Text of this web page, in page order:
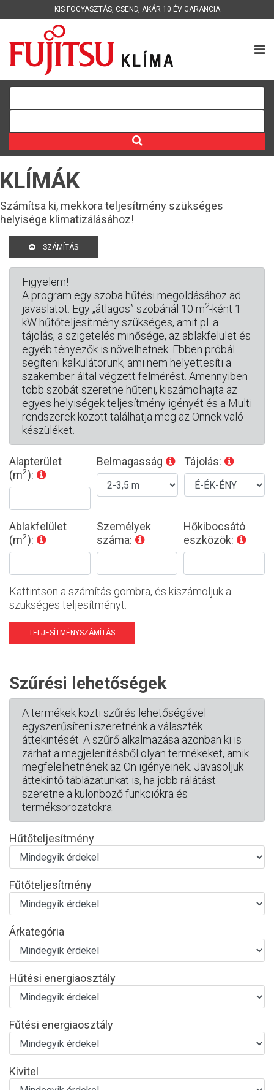
KIS FOGYASZTÁS, CSEND, AKÁR 10 ÉV GARANCIA
KLÍMÁK
Számítsa ki, mekkora teljesítmény szükséges
helyisége klimatizálásához!
SZÁMÍTÁS
Figyelem!
A program egy szoba hűtési megoldásához ad
javaslatot. Egy „átlagos” szobánál 10 m2-ként 1
kW hűtőteljesítmény szükséges, amit pl. a
tájolás, a szigetelés minősége, az ablakfelület és
egyéb tényezők is növelhetnek. Ebben próbál
segíteni kalkulátorunk, ami nem helyettesíti a
szakember által végzett felmérést. Amennyiben
több szobát szeretne hűteni, kiszámolhajta az
egyes helyiségek teljesítmény igényét és a Multi
rendszerek között találhatja meg az Önnek való
készüléket.
Alapterület
(m2):
Belmagasság Tájolás:
Ablakfelület
(m2):
Személyek
száma:
Hőkibocsátó
eszközök:
Kattintson a számítás gombra, és kiszámoljuk a
szükséges teljesítményt.
TELJESÍTMÉNYSZÁMÍTÁS
Szűrési lehetőségek
A termékek közti szűrés lehetőségével
egyszerűsíteni szeretnénk a választék
áttekintését. A szűrő alkalmazása azonban ki is
zárhat a megjelenítésből olyan termékeket, amik
megfelelhetnének az Ön igényeinek. Javasoljuk
áttekintő táblázatunkat is, ha jobb rálátást
szeretne a különböző funkciókra és
terméksorozatokra.
Hűtőteljesítmény
Fűtőteljesítmény
Árkategória
Hűtési energiaosztály
Fűtési energiaosztály
Kivitel